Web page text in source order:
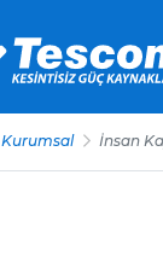
Kurumsal İnsan